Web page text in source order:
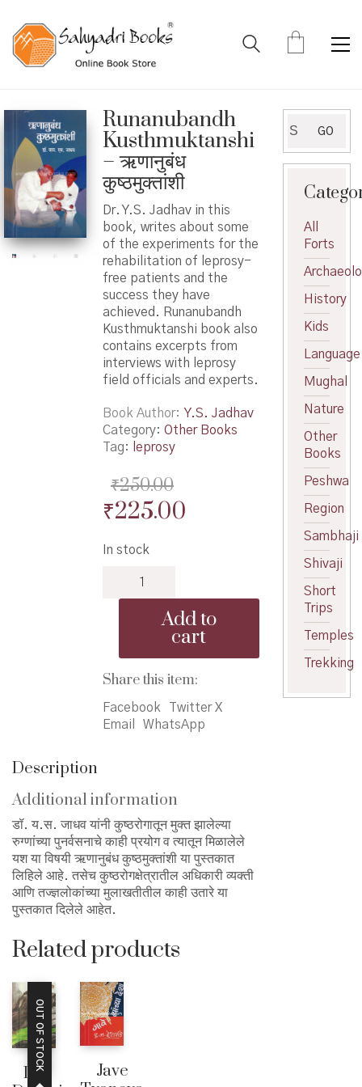
Runanubandh
Kusthmuktanshi
– ऋणानुबंध
कुष्ठमुक्तांशी
Dr. Y.S. Jadhav in this
book, writes about some
of the experiments for the
rehabilitation of leprosy-
free patients and the
success they have
achieved. Runanubandh
Kusthmuktanshi book also
contains excerpts from
interviews with leprosy
field officials and experts.
Book Author
Y.S. Jadhav
Category: Other Books
Tag:
leprosy
₹250.00
Original
was:
₹250.00.
₹225.00Current
In stock
Kusthmuktanshi
quantity
Add to
cart
Share this item:
Facebook
Twitter X
Email
WhatsApp
Description
Additional information
डॉ. य.स. जाधव यांनी कुष्ठरोगातून मुक्त झालेल्या
रुग्णांच्या पुनर्वसनाचे काही प्रयोग व त्यातून मिळालेले
यश या विषयी ऋणानुबंध कुष्ठमुक्तांशी या पुस्तकात
लिहिले आहे. तसेच कुष्ठरोगक्षेत्रातील अधिकारी व्यक्ती
आणि तज्ज्ञलोकांच्या मुलाखतीतील काही उतारे या
पुस्तकात दिलेले आहेत.
Related products
OUT OF STOCK
Das
Jave
for:
GO
All
Forts
History
Kids
Language
Mughal
Nature
Other
Books
Peshwa
Region
Sambhaji
Shivaji
Short
Trips
Temples
Trekking